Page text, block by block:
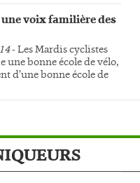
voix familière des
- Les Mardis cyclistes
une bonne école de vélo,
d’une bonne école de